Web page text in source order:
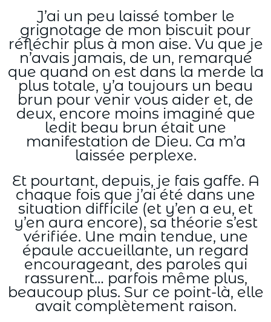
J’ai un peu laissé tomber le
grignotage de mon biscuit pour
réfléchir plus à mon aise. Vu que je
n’avais jamais, de un, remarqué
que quand on est dans la merde la
plus totale, y’a toujours un beau
brun pour venir vous aider et, de
deux, encore moins imaginé que
ledit beau brun était une
manifestation de Dieu. Ca m’a
laissée perplexe.
Et pourtant, depuis, je fais gaffe. A
chaque fois que j’ai été dans une
situation difficile (et y’en a eu, et
y’en aura encore), sa théorie s’est
vérifiée. Une main tendue, une
épaule accueillante, un regard
encourageant, des paroles qui
rassurent… parfois même plus,
beaucoup plus. Sur ce point-là, elle
avait complètement raison.